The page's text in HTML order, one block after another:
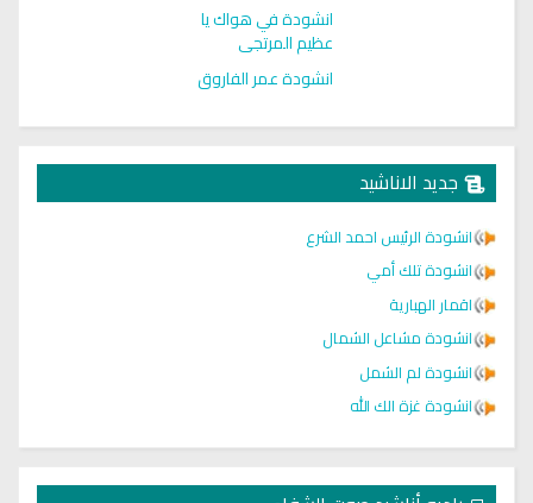
انشودة في هواك يا
عظيم المرتجى
انشودة عمر الفاروق
جديد الاناشيد
انشودة الرئيس احمد الشرع
انشودة تلك أمي
اقمار الهبارية
انشودة مشاعل الشمال
انشودة لم الشمل
انشودة غزة الك الله